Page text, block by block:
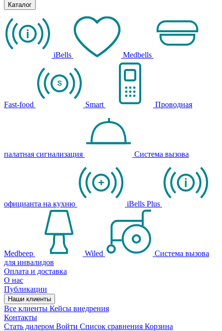
Каталог
iBells Medbells
Fast-food Smart Проводная
палатная сигнализация Система вызова
официанта на кухню iBells Plus
Medbeep Wiled
Система вызова
для инвалидов
Оплата и доставка
О нас
Публикации
Наши клиенты
Все клиенты Кейсы внедрения
Контакты
Стать дилером Войти Список сравнения Корзина